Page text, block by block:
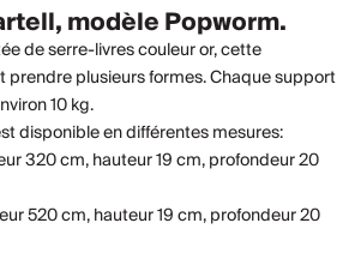
modèle Popworm.
de serre-livres couleur or, cette
prendre plusieurs formes. Chaque support
10 kg.
disponible en différentes mesures:
320 cm, hauteur 19 cm, profondeur 20
520 cm, hauteur 19 cm, profondeur 20